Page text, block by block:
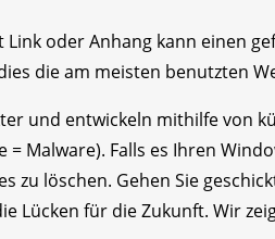
Link oder Anhang kann einen
die am meisten benutzten
und entwickeln mithilfe von
Malware). Falls es Ihren
zu löschen. Gehen Sie
Lücken für die Zukunft. Wir